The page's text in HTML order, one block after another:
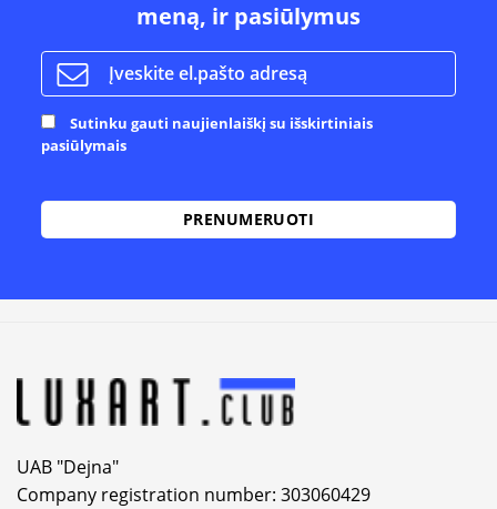
meną, ir pasiūlymus
Sutinku gauti naujienlaiškį su išskirtiniais
pasiūlymais
UAB "Dejna"
Company registration number: 303060429